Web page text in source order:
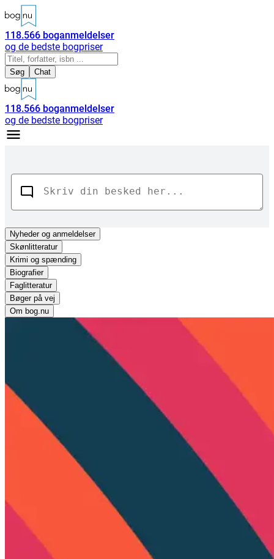
118.566 boganmeldelser
og de bedste bogpriser
Søg Chat
118.566 boganmeldelser
og de bedste bogpriser
Nyhederog anmeldelser
Skønlitteratur
Krimi og spænding
Biografier
Faglitteratur
Bøger på vej
Om bog.nu